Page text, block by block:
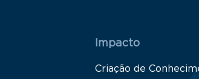
Impacto
Criação de